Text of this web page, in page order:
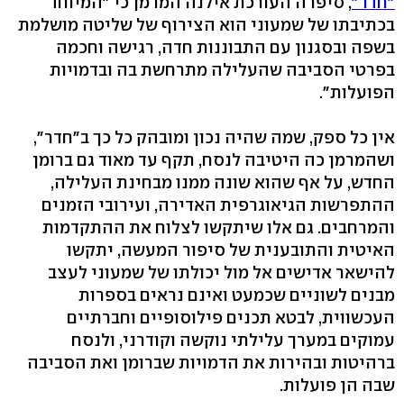
בכתיבתו של שמעוני הוא הצירוף של שליטה מושלמת
בשפה ובסגנון עם התבוננות חדה, רגישה וחכמה
בפרטי הסביבה שהעלילה מתרחשת בה ובדמויות
הפועלות".
אין כל ספק, שמה שהיה נכון ומובהק כל כך ב"חדר",
ושהמרמן כה היטיבה לנסח, תקף עד מאוד גם ברומן
החדש, על אף שהוא שונה ממנו מבחינת העלילה,
ההתפרשות הגיאוגרפית האדירה, ועירובי הזמנים
והמרחבים. גם אלו שיתקשו לצלוח את ההתקדמות
האיטית והתובענית של סיפור המעשה, יתקשו
להישאר אדישים אל מול יכולתו של שמעוני לעצב
מבנים לשוניים שכמעט ואינם נראים בספרות
העכשווית, לבטא תכנים פילוסופיים וחברתיים
עמוקים במערך עלילתי נוקשה וקודרני, ולנסח
ברהיטות ובהירות את הדמויות שברומן ואת הסביבה
שבה הן פועלות.